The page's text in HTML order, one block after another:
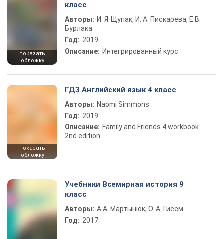
показать
обложку
класс
Авторы: И. Я. Щупак, И. А. Пискарева, Е.В.
Бурлака
Год: 2019
Описание: Интегрированный курс
показать
обложку
ГДЗ Английский язык 4 класс
Авторы: Naomi Simmons
Год: 2019
Описание: Family and Friends 4 workbook
2nd edition
Учебники Всемирная история 9
класс
Авторы: А.А. Мартынюк, О. А. Гисем
Год: 2017